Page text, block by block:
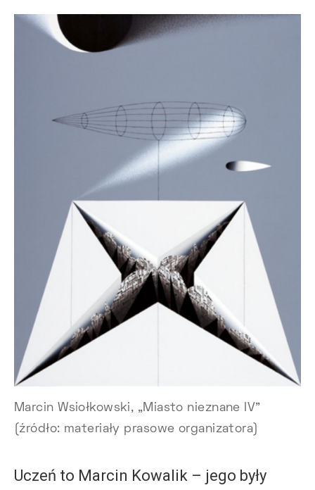
Marcin Wsiołkowski, „Miasto nieznane IV”
(źródło: materiały prasowe organizatora)
Uczeń to Marcin Kowalik – jego były